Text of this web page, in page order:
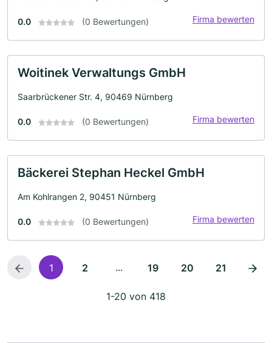
0.0 (0 Bewertungen) Firma bewerten
Woitinek Verwaltungs GmbH
Saarbrückener Str. 4, 90469 Nürnberg
0.0 (0 Bewertungen) Firma bewerten
Bäckerei Stephan Heckel GmbH
Am Kohlrangen 2, 90451 Nürnberg
0.0 (0 Bewertungen) Firma bewerten
1 2 ... 19 20 21
1-20 von 418